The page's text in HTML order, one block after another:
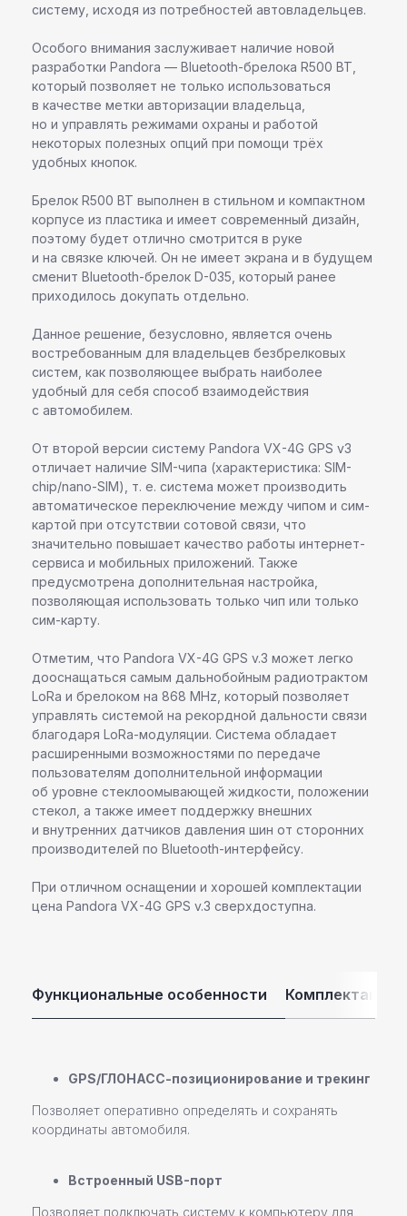
систему, исходя из потребностей автовладельцев.
Особого внимания заслуживает наличие новой
разработки Pandora — Bluetooth-брелока R500 BT,
который позволяет не только использоваться
в качестве метки авторизации владельца,
но и управлять режимами охраны и работой
некоторых полезных опций при помощи трёх
удобных кнопок.
Брелок R500 BT выполнен в стильном и компактном
корпусе из пластика и имеет современный дизайн,
поэтому будет отлично смотрится в руке
и на связке ключей. Он не имеет экрана и в будущем
сменит Bluetooth-брелок D-035, который ранее
приходилось докупать отдельно.
Данное решение, безусловно, является очень
востребованным для владельцев безбрелковых
систем, как позволяющее выбрать наиболее
удобный для себя способ взаимодействия
с автомобилем.
От второй версии систему Pandora VX-4G GPS v3
отличает наличие SIM-чипа (характеристика: SIM-
chip/nano-SIM), т. е. система может производить
автоматическое переключение между чипом и сим-
картой при отсутствии сотовой связи, что
значительно повышает качество работы интернет-
сервиса и мобильных приложений. Также
предусмотрена дополнительная настройка,
позволяющая использовать только чип или только
сим-карту.
Отметим, что Pandora VX-4G GPS v.3 может легко
дооснащаться самым дальнобойным радиотрактом
LoRa и брелоком на 868 MHz, который позволяет
управлять системой на рекордной дальности связи
благодаря LoRa-модуляции. Система обладает
расширенными возможностями по передаче
пользователям дополнительной информации
об уровне стеклоомывающей жидкости, положении
стекол, а также имеет поддержку внешних
и внутренних датчиков давления шин от сторонних
производителей по Bluetooth-интерфейсу.
При отличном оснащении и хорошей комплектации
цена Pandora VX-4G GPS v.3 сверхдоступна.
Функциональные особенности Комплектация
GPS/ГЛОНАСС-позиционирование и трекинг
Позволяет оперативно определять и сохранять
координаты автомобиля.
Встроенный USB-порт
Позволяет подключать систему к компьютеру для